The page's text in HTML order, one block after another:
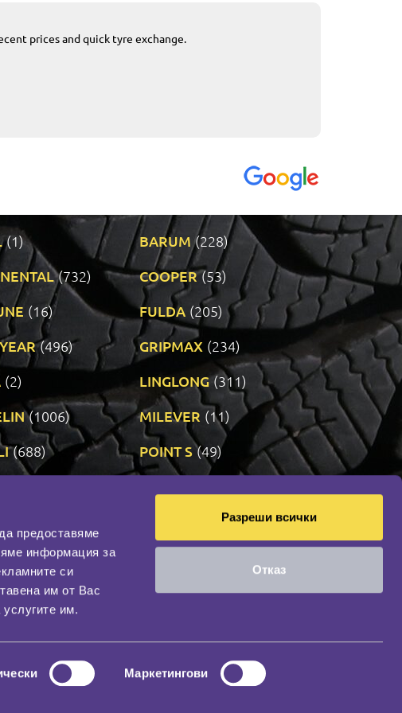
предоставяме
информация за
си
им от Вас
им.
Маркетингови
Разреши всички
Отказ
prices and quick tyre exchange.
(1) BARUM (228)
(732) COOPER (53)
(16) FULDA (205)
(496) GRIPMAX (234)
(2) LINGLONG (311)
(1006) MILEVER (11)
(688) POINT S (49)
VREDESTEIN (471)
Социална мрежа
НАШИЯТ БЛОГ